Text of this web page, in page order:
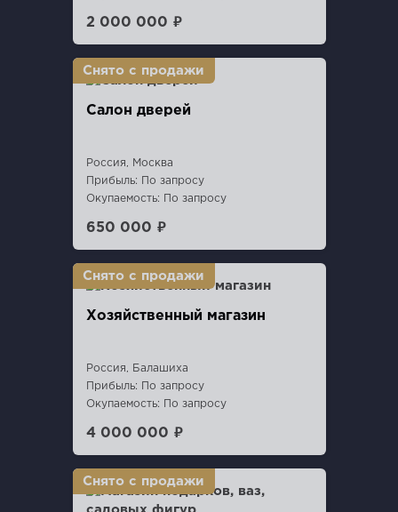
2 000 000 ₽
Салон дверей
Россия, Москва
Прибыль: По запросу
Окупаемость: По запросу
650 000 ₽
Хозяйственный магазин
Россия, Балашиха
Прибыль: По запросу
Окупаемость: По запросу
4 000 000 ₽